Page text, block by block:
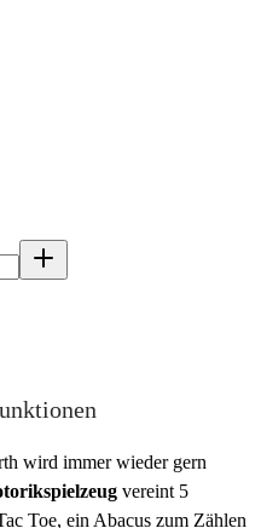
wird immer wieder gern
vereint 5
Toe, ein Abacus zum Zählen